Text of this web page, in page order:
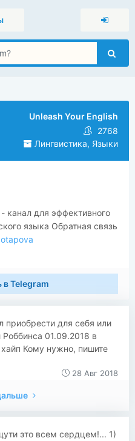
Unleash Your English
2768
Лингвистика, Языки
канал для эффективного
языка Обратная связь
Telegram
приобрести для себя или
Роббинса 01.09.2018 в
Кому нужно, пишите
28 Авг 2018
это всем сердцем!... 1)